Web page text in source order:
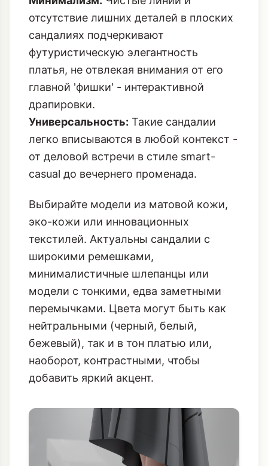
отсутствие лишних деталей в плоских
сандалиях подчеркивают
футуристическую элегантность
платья, не отвлекая внимания от его
главной 'фишки' - интерактивной
драпировки.
Универсальность: Такие сандалии
легко вписываются в любой контекст -
от деловой встречи в стиле smart-
casual до вечернего променада.
Выбирайте модели из матовой кожи,
эко-кожи или инновационных
текстилей. Актуальны сандалии с
широкими ремешками,
минималистичные шлепанцы или
модели с тонкими, едва заметными
перемычками. Цвета могут быть как
нейтральными (черный, белый,
бежевый), так и в тон платью или,
наоборот, контрастными, чтобы
добавить яркий акцент.